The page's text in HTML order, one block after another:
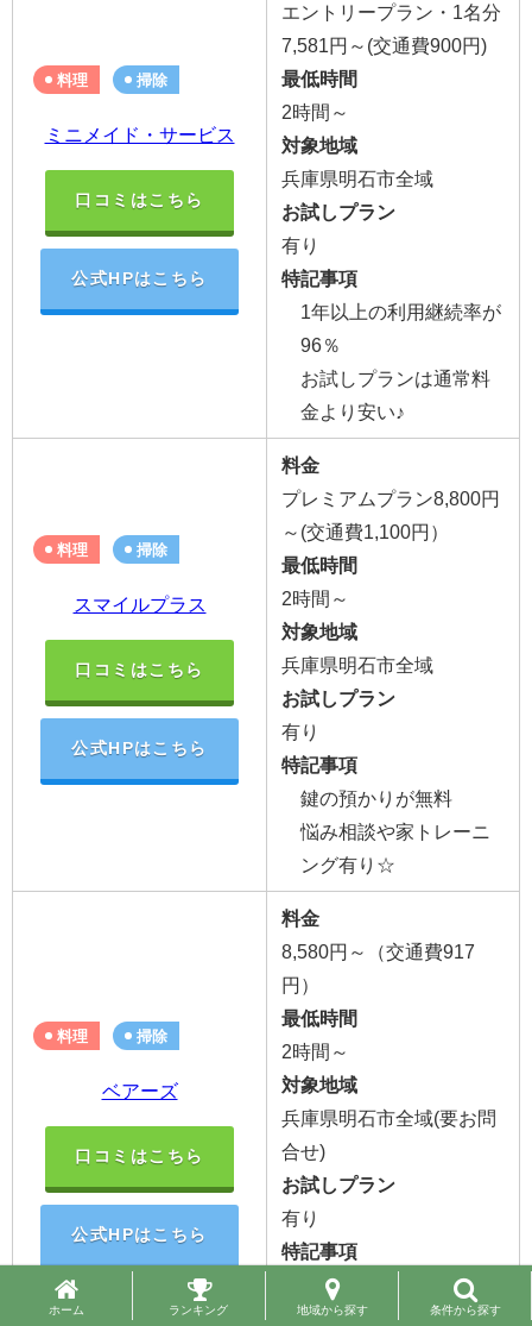
料理 掃除
ミニメイド・サービス
口コミはこちら
公式HPはこちら
エントリープラン・1名分
7,581円～(交通費900円)
最低時間
2時間～
対象地域
兵庫県明石市全域
お試しプラン
有り
特記事項
1年以上の利用継続率が
96％
お試しプランは通常料
金より安い♪
料理 掃除
スマイルプラス
口コミはこちら
公式HPはこちら
料金
プレミアムプラン8,800円
～(交通費1,100円）
最低時間
2時間～
対象地域
兵庫県明石市全域
お試しプラン
有り
特記事項
鍵の預かりが無料
悩み相談や家トレーニ
ング有り☆
料理 掃除
ベアーズ
口コミはこちら
公式HPはこちら
料金
8,580円～
（交通費917
円）
最低時間
2時間～
対象地域
兵庫県明石市全域(要お問
合せ)
お試しプラン
有り
特記事項
日本初の家事代行サー
ビス認証を取得